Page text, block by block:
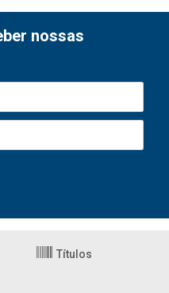
nossas
Títulos